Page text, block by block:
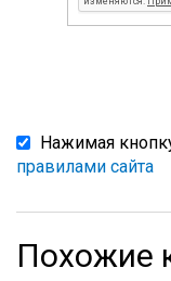
Нажимая
правилами сайта
Похожие